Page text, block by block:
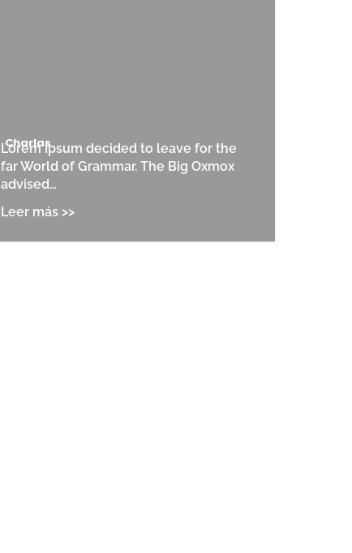
Charlas
Lorem Ipsum decided to leave for the
far World of Grammar. The Big Oxmox
advised…